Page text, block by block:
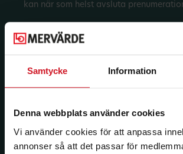
Samtycke Information
Denna webbplats använder cookies
Vi använder cookies för att anpassa
annonser så att det passar för
kan när som helst avsluta